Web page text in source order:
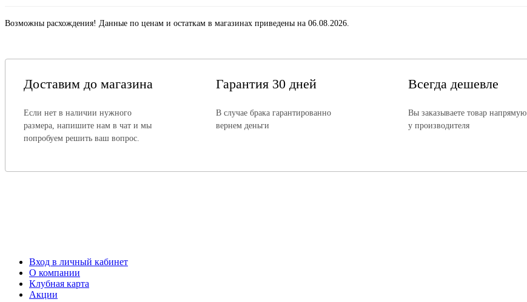
Возможны расхождения! Данные по ценам и остаткам в магазинах приведены на 06.08.2026.
Доставим до магазина
Если нет в наличии нужного
размера, напишите нам в чат и мы
попробуем решить ваш вопрос.
Гарантия 30 дней
В случае брака гарантированно
вернем деньги
Всегда дешевле
Вы заказываете товар напрямую
у производителя
Вход в личный кабинет
О компании
Клубная карта
Акции